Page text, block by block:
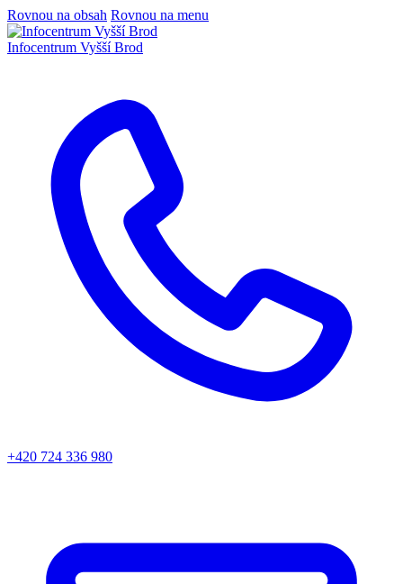
Rovnou na obsah Rovnou na menu
Infocentrum Vyšší Brod
+420 724 336 980